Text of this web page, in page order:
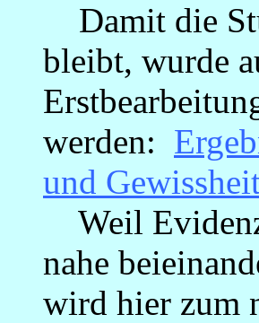
Damit die
bleibt, wurde
werden:
und
Weil
nahe
wird hier zum